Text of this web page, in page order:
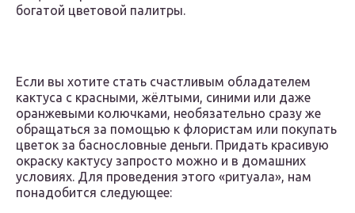
богатой цветовой палитры.
Если вы хотите стать счастливым обладателем
кактуса с красными, жёлтыми, синими или даже
оранжевыми колючками, необязательно сразу же
обращаться за помощью к флористам или покупать
цветок за баснословные деньги. Придать красивую
окраску кактусу запросто можно и в домашних
условиях. Для проведения этого «ритуала», нам
понадобится следующее: